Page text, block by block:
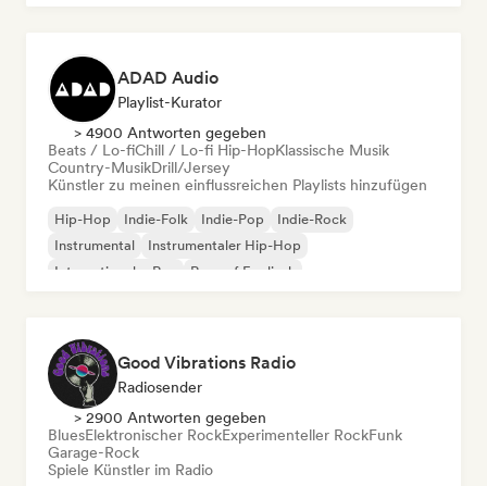
ADAD Audio
Playlist-Kurator
> 4900 Antworten gegeben
Beats / Lo-fiChill / Lo-fi Hip-HopKlassische Musik
Country-MusikDrill/Jersey
Künstler zu meinen einflussreichen Playlists hinzufügen
Hip-Hop Indie-Folk Indie-Pop
Indie-Rock
Instrumental
Instrumentaler Hip-Hop
Internationaler Rap
Rap auf Englisch
Good Vibrations Radio
Radiosender
> 2900 Antworten gegeben
BluesElektronischer RockExperimenteller RockFunk
Garage-Rock
Spiele Künstler im Radio